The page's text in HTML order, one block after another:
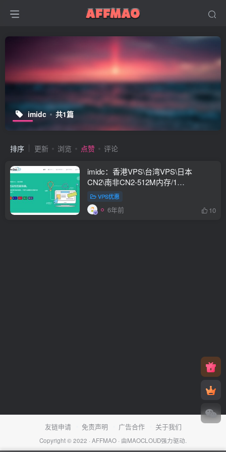
imidc 共1篇
排序 更新 浏览 点赞 评论
imidc：香港VPS\台湾VPS\日本
CN2\南非CN2-512M内存/1
核/20gSSD/500g流量/4$起/全场5折
VPS优惠
6年前 10
友链申请 免责声明 广告合作 关于我们
Copyright © 2022 · AFFMAO · 由MAOCLOUD强力驱动.